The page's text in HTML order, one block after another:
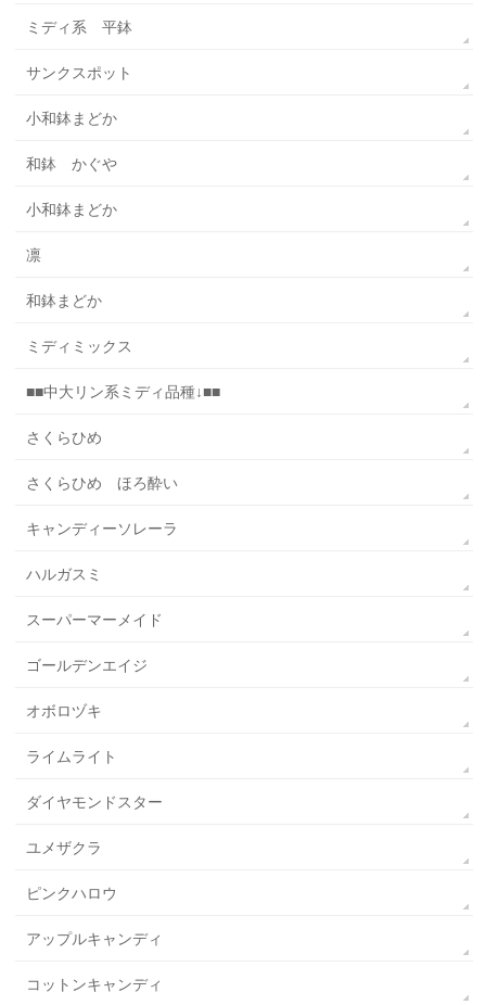
ミディ系 平鉢
サンクスポット
小和鉢まどか
和鉢 かぐや
小和鉢まどか
凛
和鉢まどか
ミディミックス
■■中大リン系ミディ品種↓■■
さくらひめ
さくらひめ ほろ酔い
キャンディーソレーラ
ハルガスミ
スーパーマーメイド
ゴールデンエイジ
オボロヅキ
ライムライト
ダイヤモンドスター
ユメザクラ
ピンクハロウ
アップルキャンディ
コットンキャンディ